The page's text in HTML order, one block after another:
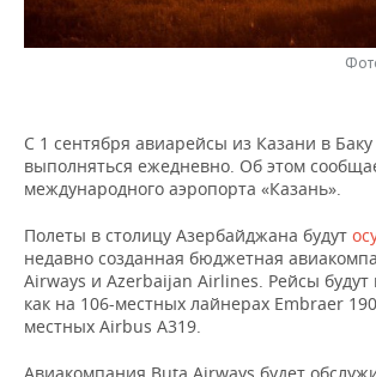
НЕФТЕХИМИЯ
ЭНЕРГЕТИКА
РОЗНИЧНАЯ ТОРГОВЛЯ
УСЛУГИ
НОВОСТИ ТЕХНОЛОГИЙ
МЕДИА
МЕРОПРИЯТИЯ
ВЫЕЗДНАЯ РЕДАКЦИЯ
ONLINE-КОНФЕРЕНЦИИ
ОТКРЫТАЯ ЛЕКЦИЯ
НОВОСТИ СПОРТА
ХОККЕЙ
БАСКЕТБОЛ
ОБЩЕСТВО
ВЛАСТЬ
ИНФРАСТРУКТУРА
СЮЖЕТЫ
СПРАВОЧНИК
С 1 сентября авиарейсы из Казани в Баку
выполняться ежедневно. Об этом
международного аэропорта «Казань».
Полеты в столицу Азербайджана будут
недавно созданная бюджетная
Airways и Azerbaijan Airlines. Рейсы будут
как на 106-местных лайнерах Embraer
местных Airbus A319.